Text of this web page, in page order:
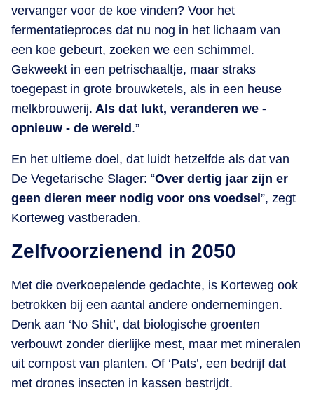
vervanger voor de koe vinden? Voor het
fermentatieproces dat nu nog in het lichaam van
een koe gebeurt, zoeken we een schimmel.
Gekweekt in een petrischaaltje, maar straks
toegepast in grote brouwketels, als in een heuse
melkbrouwerij. Als dat lukt, veranderen we -
opnieuw - de wereld.”
En het ultieme doel, dat luidt hetzelfde als dat van
De Vegetarische Slager: “Over dertig jaar zijn er
geen dieren meer nodig voor ons voedsel”, zegt
Korteweg vastberaden.
Zelfvoorzienend in 2050
Met die overkoepelende gedachte, is Korteweg ook
betrokken bij een aantal andere ondernemingen.
Denk aan ‘No Shit’, dat biologische groenten
verbouwt zonder dierlijke mest, maar met mineralen
uit compost van planten. Of ‘Pats’, een bedrijf dat
met drones insecten in kassen bestrijdt.